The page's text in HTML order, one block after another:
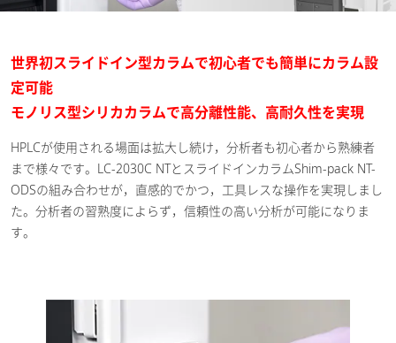
世界初スライドイン型カラムで初心者でも簡単にカラム設
定可能
モノリス型シリカカラムで高分離性能、高耐久性を実現
HPLCが使用される場面は拡大し続け，分析者も初心者から熟練者
まで様々です。LC-2030C NTとスライドインカラムShim-pack NT-
ODSの組み合わせが，直感的でかつ，工具レスな操作を実現しまし
た。分析者の習熟度によらず，信頼性の高い分析が可能になりま
す。